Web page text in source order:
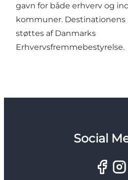
gavn for både erhverv og
kommuner.
støttes af Danmarks
Erhvervsfremmebestyrelse.
Social